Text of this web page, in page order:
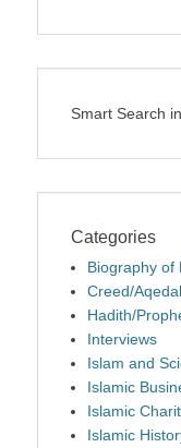
Smart Search
Categories
Biography of
Creed/
Hadith/
Interviews
Islam and
Islamic
Islamic
Islamic